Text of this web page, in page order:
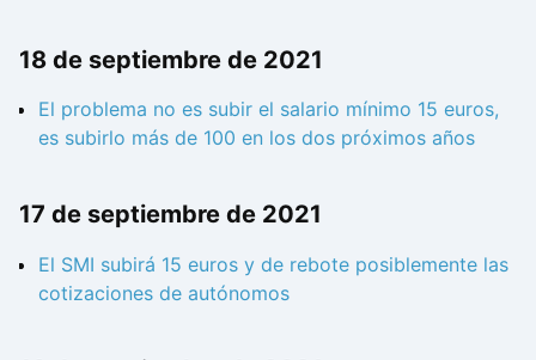
18 de septiembre de 2021
El problema no es subir el salario mínimo 15 euros,
es subirlo más de 100 en los dos próximos años
17 de septiembre de 2021
El SMI subirá 15 euros y de rebote posiblemente las
cotizaciones de autónomos